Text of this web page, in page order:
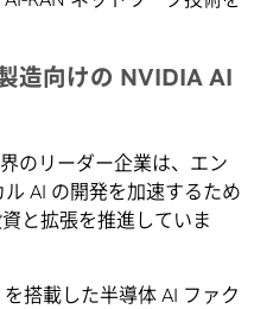
造向けの NVIDIA AI
のリーダー企業は、エン
AI の開発を加速するため
と拡張を推進していま
搭載した半導体 AI ファク